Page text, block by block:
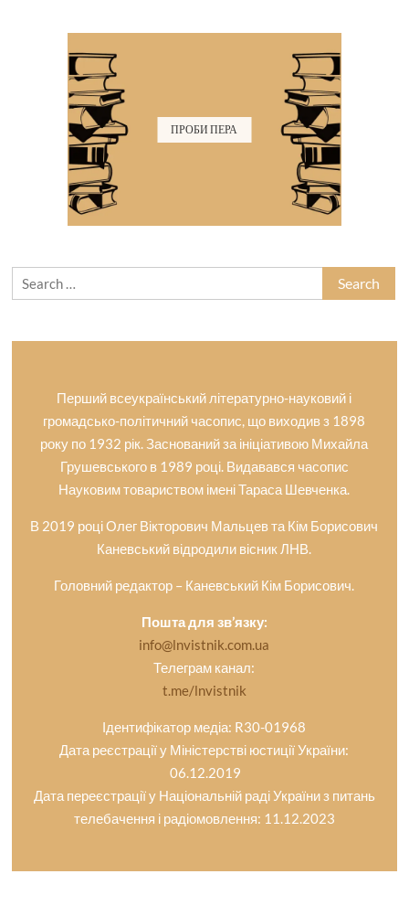
ПРОБИ ПЕРА
Search
for:
Перший всеукраїнський літературно-науковий і
громадсько-політичний часопис, що виходив з 1898
року по 1932 рік. Заснований за ініціативою Михайла
Грушевського в 1989 році. Видавався часопис
Науковим товариством імені Тараса Шевченка.
В 2019 році Олег Вікторович Мальцев та Кім Борисович
Каневський відродили вісник ЛНВ.
Головний редактор – Каневський Кім Борисович.
Пошта для зв’язку:
info@lnvistnik.com.ua
Телеграм канал:
t.me/lnvistnik
Ідентифікатор медіа: R30-01968
Дата реєстрації у Міністерстві юстиції України:
06.12.2019
Дата переєстрації у Національній раді України з питань
телебачення і радіомовлення: 11.12.2023